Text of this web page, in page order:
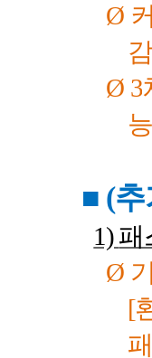
Ø
Ø 3
■ (추
1)패
Ø
[